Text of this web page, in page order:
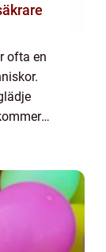
ofta en